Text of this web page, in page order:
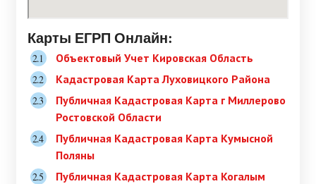
Карты ЕГРП Онлайн:
Объектовый Учет Кировская Область
Кадастровая Карта Луховицкого Района
Публичная Кадастровая Карта г Миллерово
Ростовской Области
Публичная Кадастровая Карта Кумысной
Поляны
Публичная Кадастровая Карта Когалым